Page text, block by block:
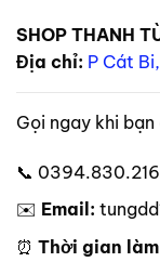
SHOP THANH
Địa chỉ: P Cát
Gọi ngay khi
📞
✉️ Email:
⏰ Thời gian